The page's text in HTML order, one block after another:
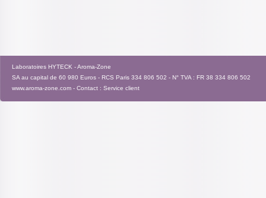
Laboratoires HYTECK - Aroma-Zone
SA au capital de 60 980 Euros - RCS Paris 334 806 502 - N° TVA : FR 38 334 806 502
www.aroma-zone.com - Contact : Service client